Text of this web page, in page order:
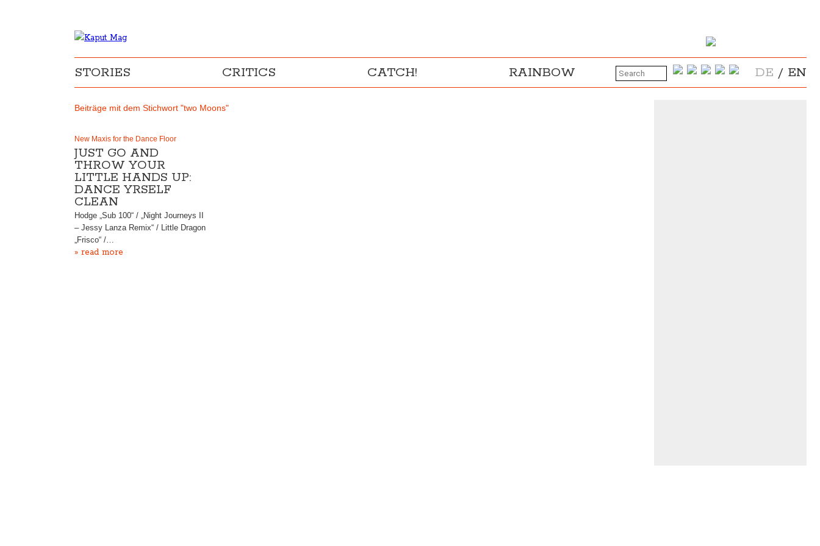
STORIES CRITICS CATCH! RAINBOW DE / EN
Beiträge mit dem Stichwort "two Moons"
New Maxis for the Dance Floor
JUST GO AND
THROW YOUR
LITTLE HANDS UP:
DANCE YRSELF
CLEAN
Hodge „Sub 100“ / „Night Journeys II
– Jessy Lanza Remix“ / Little Dragon
„Frisco“ /…
» read more